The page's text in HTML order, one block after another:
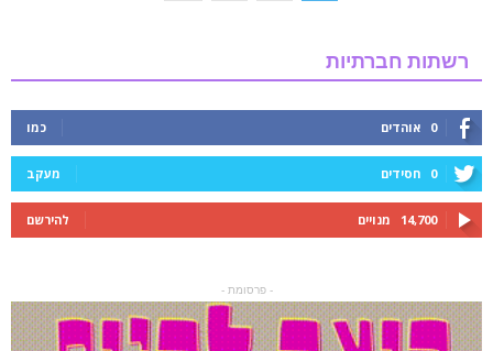
רשתות חברתיות
0 אוהדים כמו
0 חסידים מעקב
14,700 מנויים להירשם
- פרסומת -